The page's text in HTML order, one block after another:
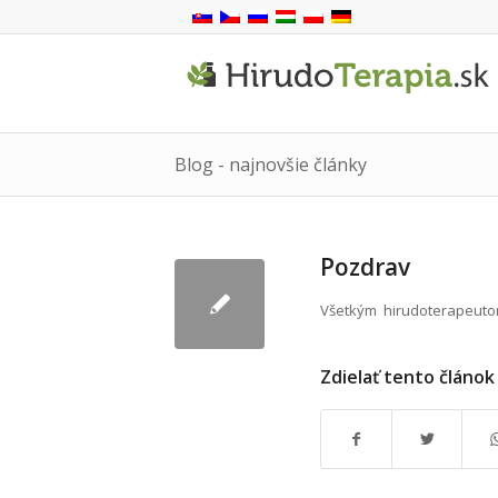
Blog - najnovšie články
Pozdrav
Všetkým
Zdielať tento článok